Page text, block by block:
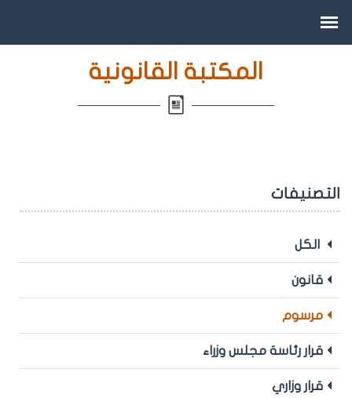
المكتبة القانونية
التصنيفات
الكل
قانون
مرسوم
قرار رئاسة مجلس وزراء
قرار وزاري